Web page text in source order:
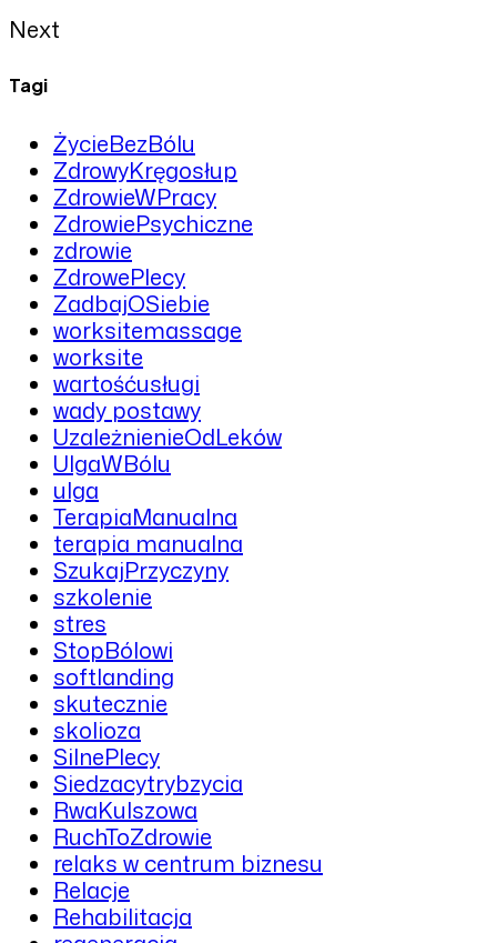
Next
Tagi
ŻycieBezBólu
ZdrowyKręgosłup
ZdrowieWPracy
ZdrowiePsychiczne
zdrowie
ZdrowePlecy
ZadbajOSiebie
worksitemassage
worksite
wartośćusługi
wady postawy
UzależnienieOdLeków
UlgaWBólu
ulga
TerapiaManualna
terapia manualna
SzukajPrzyczyny
szkolenie
stres
StopBólowi
softlanding
skutecznie
skolioza
SilnePlecy
Siedzacytrybzycia
RwaKulszowa
RuchToZdrowie
relaks w centrum biznesu
Relacje
Rehabilitacja